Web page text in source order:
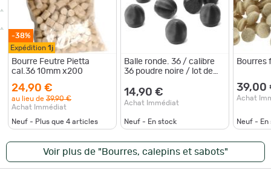
-38%
Expédition 1j
Bourre Feutre Pietta
cal.36 10mm x200
24,90 €
au lieu de 39,90 €
Achat Immédiat
Neuf - Plus que 4 articles
Balle ronde. 36 / calibre
36 poudre noire / lot de
14,90 €
Achat Immédiat
Neuf - En stock
Bourres
39,00
Achat
Neuf - En
Voir plus de "Bourres, calepins et sabots"